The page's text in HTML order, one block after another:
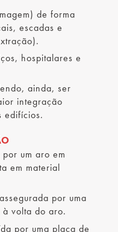
de forma
escadas e
hospitalares e
ainda, ser
integração
edifícios.
um aro em
em material
por uma
à volta do aro.
por uma placa de